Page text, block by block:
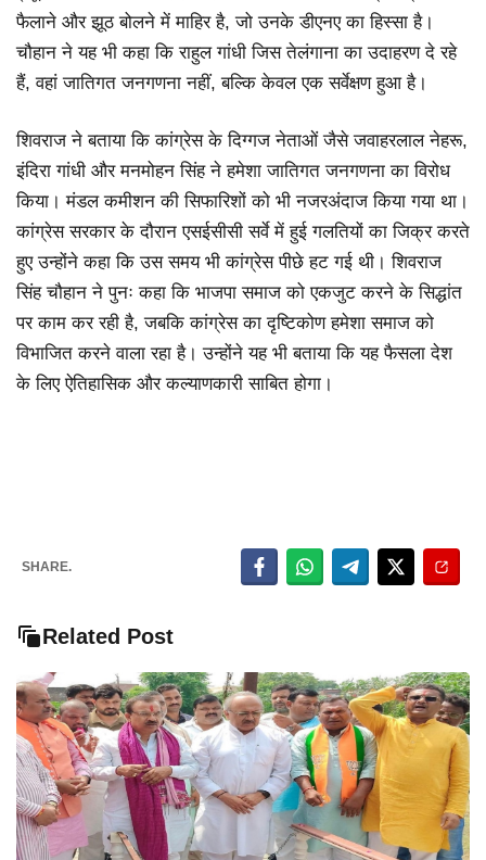
फैलाने और झूठ बोलने में माहिर है, जो उनके डीएनए का हिस्सा है।
चौहान ने यह भी कहा कि राहुल गांधी जिस तेलंगाना का उदाहरण दे रहे
हैं, वहां जातिगत जनगणना नहीं, बल्कि केवल एक सर्वेक्षण हुआ है।
शिवराज ने बताया कि कांग्रेस के दिग्गज नेताओं जैसे जवाहरलाल नेहरू,
इंदिरा गांधी और मनमोहन सिंह ने हमेशा जातिगत जनगणना का विरोध
किया। मंडल कमीशन की सिफारिशों को भी नजरअंदाज किया गया था।
कांग्रेस सरकार के दौरान एसईसीसी सर्वे में हुई गलतियों का जिक्र करते
हुए उन्होंने कहा कि उस समय भी कांग्रेस पीछे हट गई थी। शिवराज
सिंह चौहान ने पुनः कहा कि भाजपा समाज को एकजुट करने के सिद्धांत
पर काम कर रही है, जबकि कांग्रेस का दृष्टिकोण हमेशा समाज को
विभाजित करने वाला रहा है। उन्होंने यह भी बताया कि यह फैसला देश
के लिए ऐतिहासिक और कल्याणकारी साबित होगा।
SHARE.
Related Post